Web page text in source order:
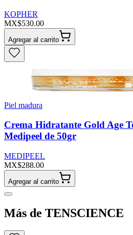
KOPHER
MX$530.00
Agregar al carrito
Piel madura
Crema Hidratante Gold Age
Medipeel de 50gr
MEDIPEEL
MX$288.00
Agregar al carrito
Más de TENSCIENCE